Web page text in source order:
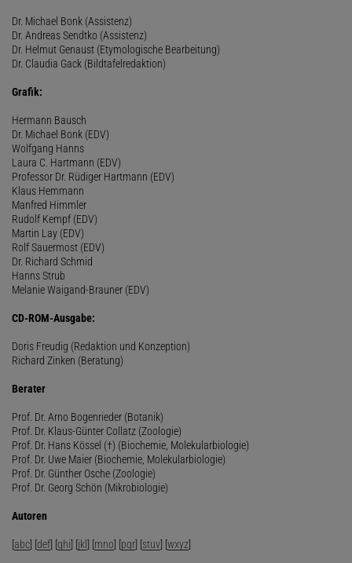
Dr. Michael Bonk (Assistenz)
Dr. Andreas Sendtko (Assistenz)
Dr. Helmut Genaust (Etymologische Bearbeitung)
Dr. Claudia Gack (Bildtafelredaktion)
Grafik:
Hermann Bausch
Dr. Michael Bonk (EDV)
Wolfgang Hanns
Laura C. Hartmann (EDV)
Professor Dr. Rüdiger Hartmann (EDV)
Klaus Hemmann
Manfred Himmler
Rudolf Kempf (EDV)
Martin Lay (EDV)
Rolf Sauermost (EDV)
Dr. Richard Schmid
Hanns Strub
Melanie Waigand-Brauner (EDV)
CD-ROM-Ausgabe:
Doris Freudig (Redaktion und Konzeption)
Richard Zinken (Beratung)
Berater
Prof. Dr. Arno Bogenrieder (Botanik)
Prof. Dr. Klaus-Günter Collatz (Zoologie)
Prof. Dr. Hans Kössel (†) (Biochemie, Molekularbiologie)
Prof. Dr. Uwe Maier (Biochemie, Molekularbiologie)
Prof. Dr. Günther Osche (Zoologie)
Prof. Dr. Georg Schön (Mikrobiologie)
Autoren
[abc] [def] [ghi] [jkl] [mno] [pqr] [stuv] [wxyz]